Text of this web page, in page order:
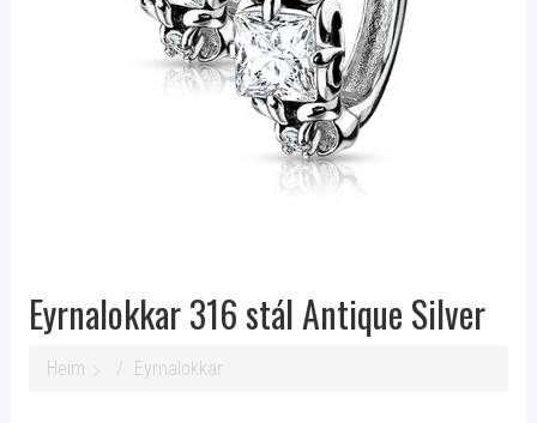
Eyrnalokkar 316 stál Antique Silver
Heim Eyrnalokkar